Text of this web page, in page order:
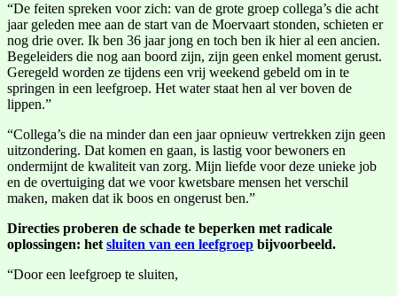
“De feiten spreken voor zich: van de grote groep collega’s die acht
jaar geleden mee aan de start van de Moervaart stonden, schieten er
nog drie over. Ik ben 36 jaar jong en toch ben ik hier al een ancien.
Begeleiders die nog aan boord zijn, zijn geen enkel moment gerust.
Geregeld worden ze tijdens een vrij weekend gebeld om in te
springen in een leefgroep. Het water staat hen al ver boven de
lippen.”
“Collega’s die na minder dan een jaar opnieuw vertrekken zijn geen
uitzondering. Dat komen en gaan, is lastig voor bewoners en
ondermijnt de kwaliteit van zorg. Mijn liefde voor deze unieke job
en de overtuiging dat we voor kwetsbare mensen het verschil
maken, maken dat ik boos en ongerust ben.”
Directies proberen de schade te beperken met radicale
oplossingen: hetsluiten van een leefgroep bijvoorbeeld.
“Door een leefgroep te sluiten,